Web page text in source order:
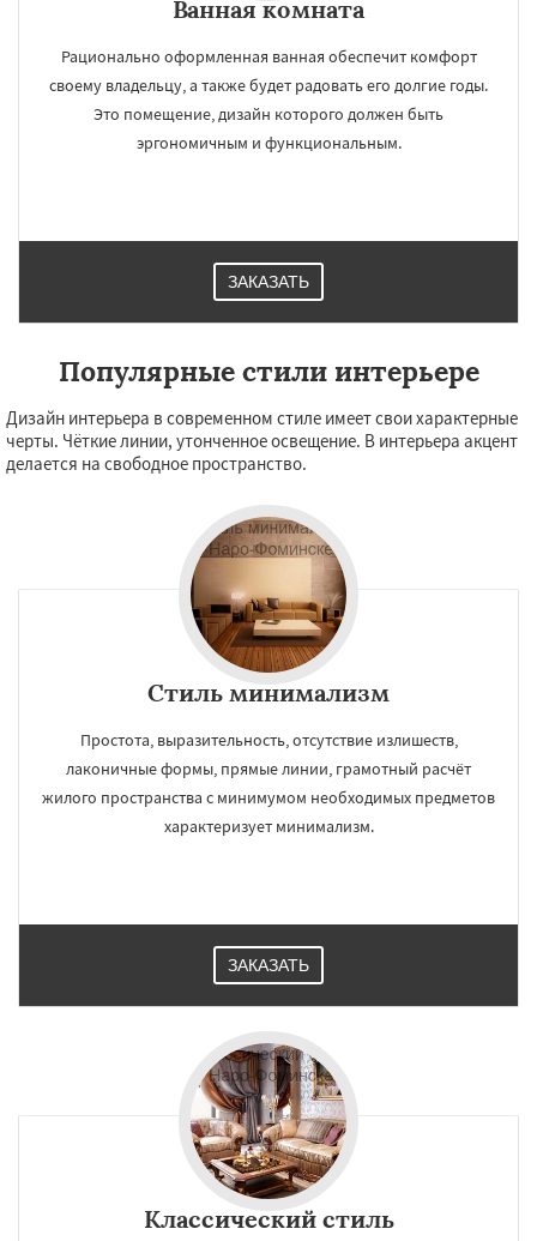
Ванная комната
Рационально оформленная ванная обеспечит комфорт
своему владельцу, а также будет радовать его долгие годы.
Это помещение, дизайн которого должен быть
эргономичным и функциональным.
ЗАКАЗАТЬ
Популярные стили интерьере
Дизайн интерьера в современном стиле имеет свои характерные
черты. Чёткие линии, утонченное освещение. В интерьера акцент
делается на свободное пространство.
Стиль минимализм
Простота, выразительность, отсутствие излишеств,
лаконичные формы, прямые линии, грамотный расчёт
жилого пространства с минимумом необходимых предметов
характеризует минимализм.
ЗАКАЗАТЬ
Классический стиль